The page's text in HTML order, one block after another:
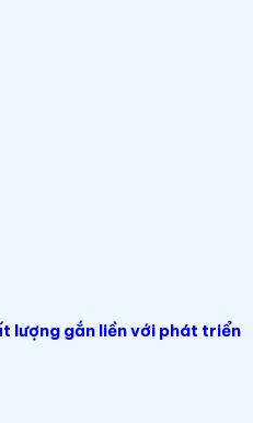
lượng gắn liền với phát triển